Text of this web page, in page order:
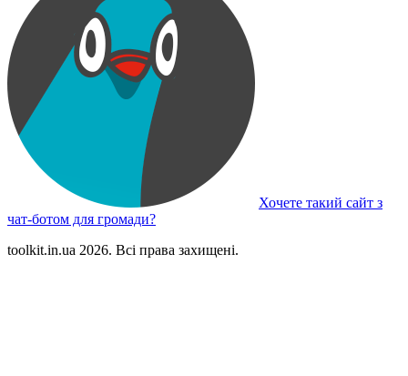
Хочете такий сайт з
чат-ботом для громади?
toolkit.in.ua 2026. Всі права захищені.